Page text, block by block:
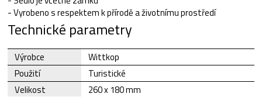
- Vyrobeno s respektem k přírodě a životnímu prostředí
Technické parametry
Výrobce
Wittkop
Použití
Turistické
Velikost
260 x 180 mm